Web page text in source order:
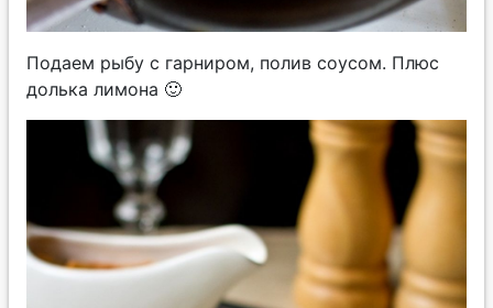
Подаем рыбу с гарниром, полив соусом. Плюс
долька лимона 🙂